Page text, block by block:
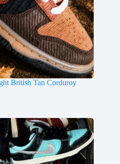
British Tan Corduroy